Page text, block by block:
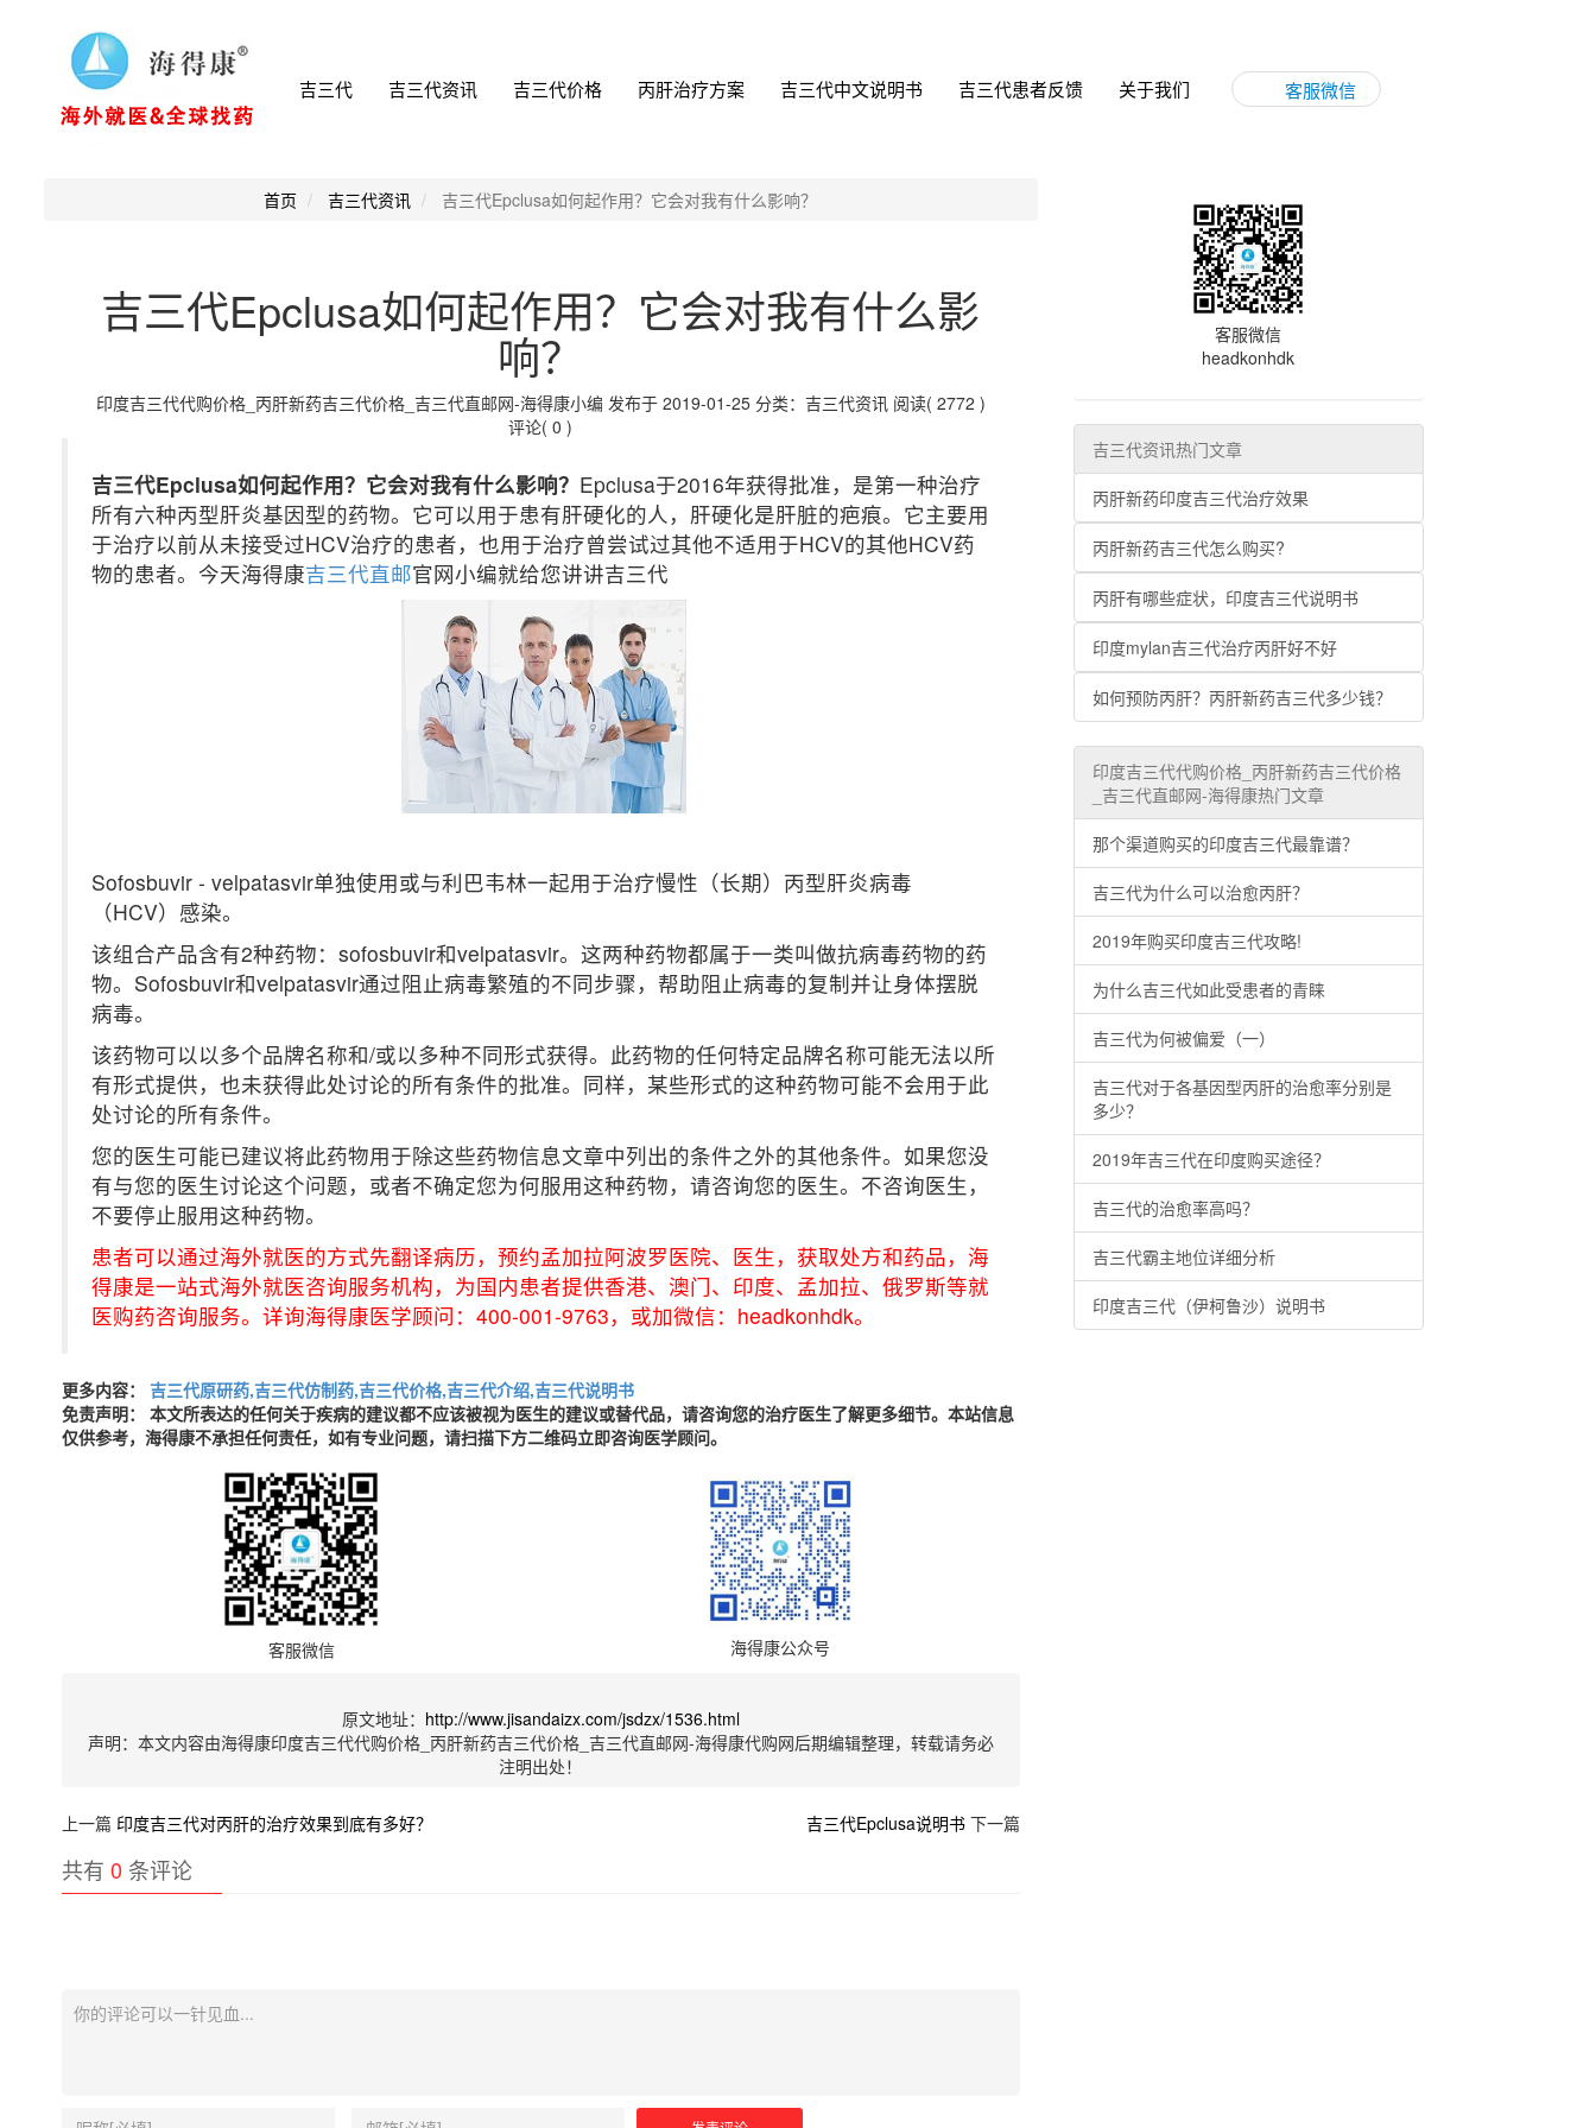
吉三代 吉三代资讯 吉三代价格 丙肝治疗方案 吉三代中文说明书 吉三代患者反馈 关于我们 客服微信
首页 吉三代资讯 吉三代Epclusa如何起作用？它会对我有什么影响？
吉三代Epclusa如何起作用？它会对我有什么影
响？
印度吉三代代购价格_丙肝新药吉三代价格_吉三代直邮网-海得康小编 发布于 2019-01-25 分类：吉三代资讯 阅读( 2772 )
评论( 0 )
吉三代Epclusa如何起作用？它会对我有什么影响？ Epclusa于2016年获得批准，是第一种治疗
所有六种丙型肝炎基因型的药物。它可以用于患有肝硬化的人，肝硬化是肝脏的疤痕。它主要用
于治疗以前从未接受过HCV治疗的患者，也用于治疗曾尝试过其他不适用于HCV的其他HCV药
物的患者。今天海得康吉三代直邮官网小编就给您讲讲吉三代
Sofosbuvir - velpatasvir单独使用或与利巴韦林一起用于治疗慢性（长期）丙型肝炎病毒
（HCV） 感染。
该组合产品含有2种药物：sofosbuvir和velpatasvir。这两种药物都属于一类叫做抗病毒药物的药
物。Sofosbuvir和velpatasvir通过阻止病毒繁殖的不同步骤，帮助阻止病毒的复制并让身体摆脱
病毒。
该药物可以以多个品牌名称和/或以多种不同形式获得。 此药物的任何特定品牌名称可能无法以所
有形式提供，也未获得此处讨论的所有条件的批准。同样，某些形式的这种药物可能不会用于此
处讨论的所有条件。
您的医生可能已建议将此药物用于除这些药物信息文章中列出的条件之外的其他条件。如果您没
有与您的医生讨论这个问题，或者不确定您为何服用这种药物，请咨询您的医生。 不咨询医生，
不要停止服用这种药物。
患者可以通过海外就医的方式先翻译病历，预约孟加拉阿波罗医院、医生，获取处方和药品，海
得康是一站式海外就医咨询服务机构，为国内患者提供香港、澳门、印度、孟加拉、俄罗斯等就
医购药咨询服务。详询海得康医学顾问：400-001-9763，或加微信：headkonhdk。
更多内容：
吉三代原研药,吉三代仿制药,吉三代价格,吉三代介绍,吉三代说明书
免责声明： 本文所表达的任何关于疾病的建议都不应该被视为医生的建议或替代品，请咨询您的治疗医生了解更多细节。本站信息
仅供参考，海得康不承担任何责任，如有专业问题，请扫描下方二维码立即咨询医学顾问。
客服微信 海得康公众号
原文地址： http://www.jisandaizx.com/jsdzx/1536.html
声明：本文内容由海得康印度吉三代代购价格_丙肝新药吉三代价格_吉三代直邮网-海得康代购网后期编辑整理，转载请务必
注明出处！
上一篇 印度吉三代对丙肝的治疗效果到底有多好？ 吉三代Epclusa说明书下一篇
共有 0 条评论
客服微信
headkonhdk
吉三代资讯热门文章
丙肝新药印度吉三代治疗效果
丙肝新药吉三代怎么购买?
丙肝有哪些症状，印度吉三代说明书
印度mylan吉三代治疗丙肝好不好
如何预防丙肝？丙肝新药吉三代多少钱？
印度吉三代代购价格_丙肝新药吉三代价格
_吉三代直邮网-海得康热门文章
那个渠道购买的印度吉三代最靠谱？
吉三代为什么可以治愈丙肝？
2019年购买印度吉三代攻略!
为什么吉三代如此受患者的青睐
吉三代为何被偏爱（一）
吉三代对于各基因型丙肝的治愈率分别是
多少？
2019年吉三代在印度购买途径？
吉三代的治愈率高吗？
吉三代霸主地位详细分析
印度吉三代（伊柯鲁沙）说明书